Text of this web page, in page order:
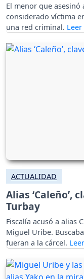
El menor que
considerado víctima
una red criminal.
ACTUALIDAD
Alias ‘Caleño’,
Turbay
Fiscalía acusó a alias
Miguel Uribe.
fueran a la cárcel.